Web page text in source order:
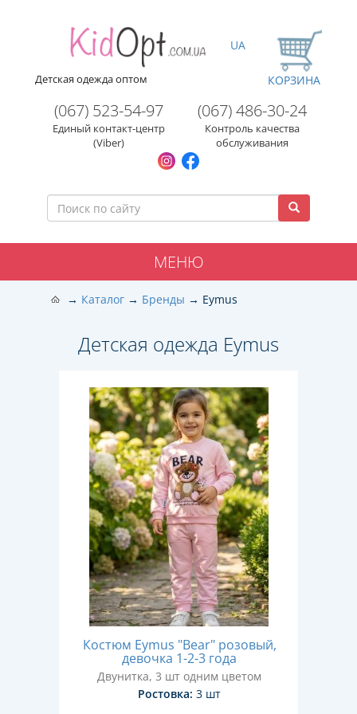
Детская одежда оптом
(067) 523-54-97
Единый контакт-центр
(Viber)
(067) 486-30-24
Контроль качества
обслуживания
UA
КОРЗИНА
МЕНЮ
Каталог Бренды Eymus
Детская одежда Eymus
Костюм Eymus "Bear" розовый,
девочка 1-2-3 года
Двунитка, 3 шт одним цветом
Ростовка: 3 шт